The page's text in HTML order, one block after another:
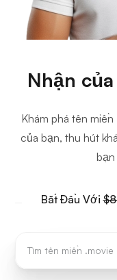
Nhận
Khám phá tên
của bạn, thu hút
bạn
Bắt Đầu Với